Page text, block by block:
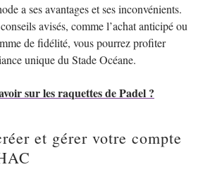
a ses avantages et ses inconvénients.
avisés, comme l’achat anticipé ou
de fidélité, vous pourrez profiter
unique du Stade Océane.
sur les raquettes de Padel ?
et gérer votre compte